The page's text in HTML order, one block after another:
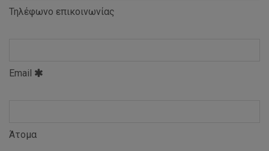
Τηλέφωνο επικοινωνίας
Email
Άτομα